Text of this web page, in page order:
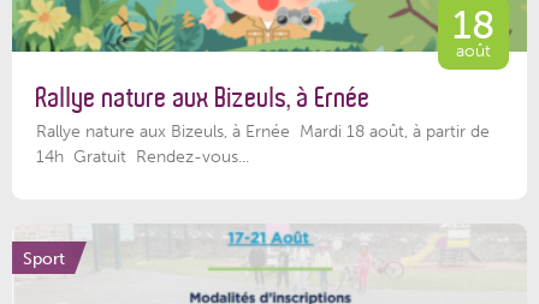
18
août
Rallye nature aux Bizeuls, à Ernée
Rallye nature aux Bizeuls, à Ernée Mardi 18 août, à partir de
14h Gratuit Rendez-vous...
Sport